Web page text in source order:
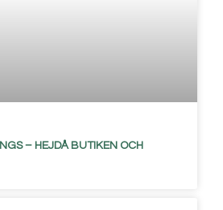
– HEJDÅ BUTIKEN OCH